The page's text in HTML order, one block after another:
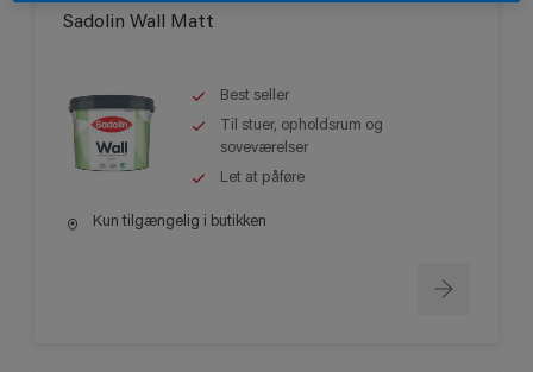
Sadolin Wall Matt
Best seller
Til stuer, opholdsrum og
soveværelser
Let at påføre
Kun tilgængelig i butikken